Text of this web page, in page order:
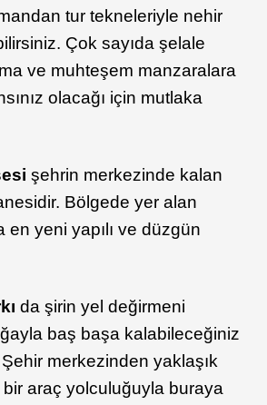
tur tekneleriyle nehir
Çok sayıda şelale
ve muhteşem manzaralara
olacağı için mutlaka
şehrin merkezinde kalan
Bölgede yer alan
en yeni yapılı ve düzgün
da şirin yel değirmeni
baş başa kalabileceğiniz
merkezinden yaklaşık
araç yolculuğuyla buraya